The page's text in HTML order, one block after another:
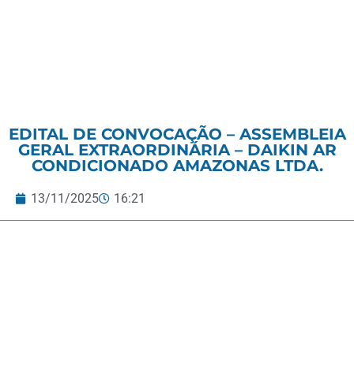
EDITAL DE CONVOCAÇÃO – ASSEMBLEIA
GERAL EXTRAORDINÁRIA – DAIKIN AR
CONDICIONADO AMAZONAS LTDA.
13/11/2025 16:21